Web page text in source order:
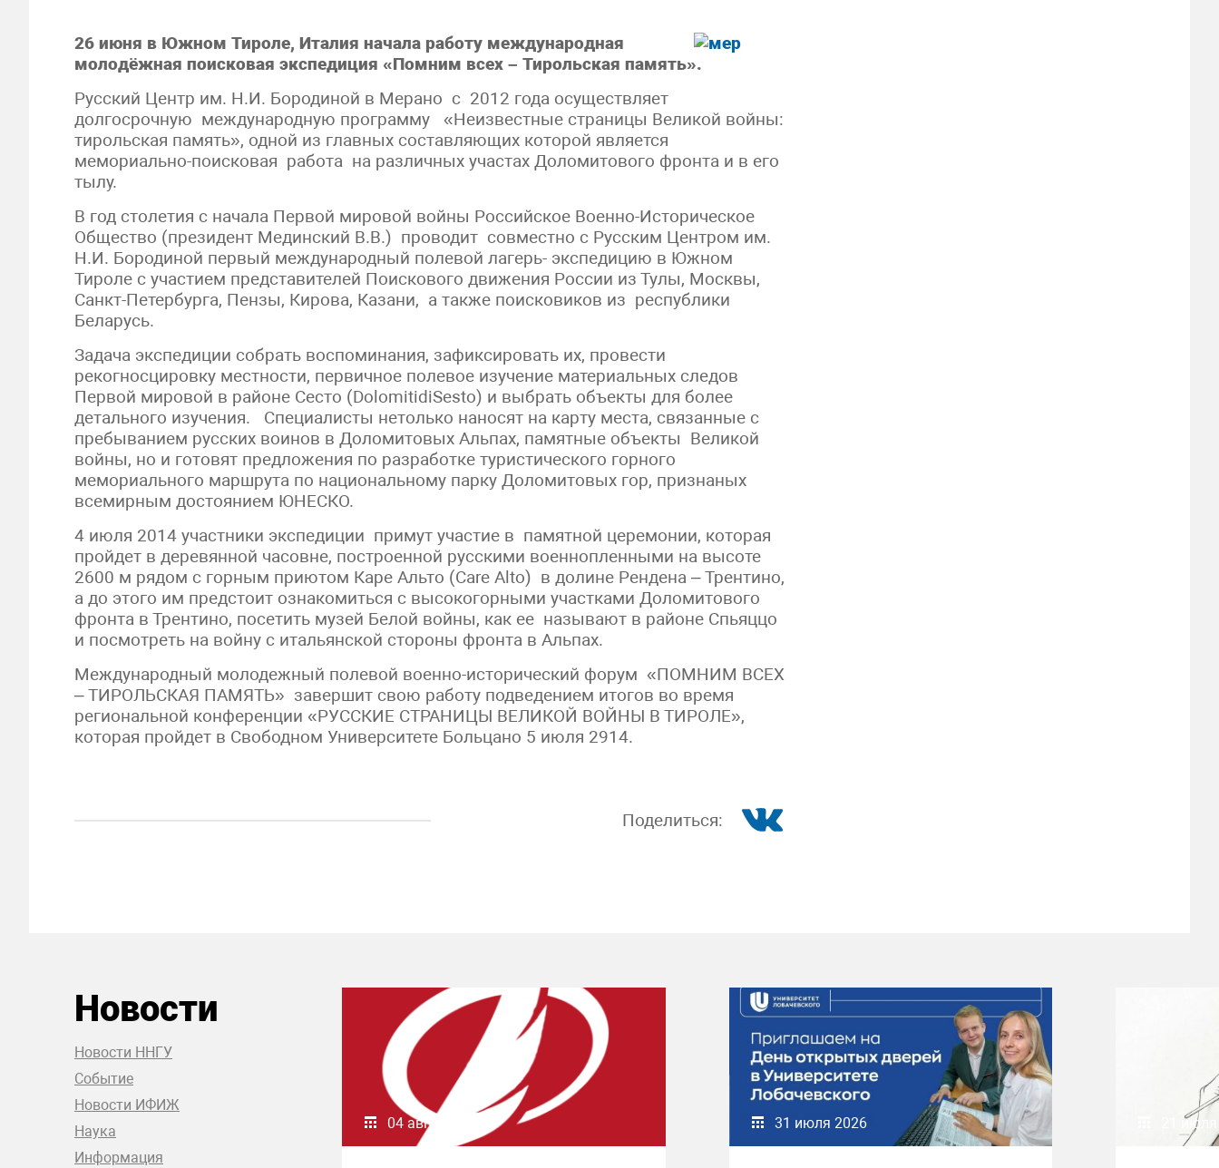
26 июня в Южном Тироле, Италия начала работу международная
молодёжная поисковая экспедиция «Помним всех – Тирольская память».
Русский Центр им. Н.И. Бородиной в Мерано с 2012 года осуществляет
долгосрочную международную программу «Неизвестные страницы Великой войны:
тирольская память», одной из главных составляющих которой является
мемориально-поисковая работа на различных участах Доломитового фронта и в его
тылу.
В год столетия с начала Первой мировой войны Российское Военно-Историческое
Общество (президент Мединский В.В.) проводит совместно с Русским Центром им.
Н.И. Бородиной первый международный полевой лагерь- экспедицию в Южном
Тироле с участием представителей Поискового движения России из Тулы, Москвы,
Санкт-Пeтербурга, Пензы, Кирова, Казани, а также поисковиков из республики
Беларусь.
Задача экспедиции собрать воспоминания, зафиксировать их, провести
рекогносцировку местности, первичное полевое изучение материальных следов
Первой мировой в районе Сесто (DolomitidiSesto) и выбрать объекты для более
детального изучения. Специалисты нетолько наносят на карту места, связанные с
пребыванием русских воинов в Доломитовых Альпах, памятные объекты Великой
войны, но и готовят предложения по разработке туристического горного
мемориального маршрута по национальному парку Доломитовых гор, признаных
всемирным достоянием ЮНЕСКО.
4 июля 2014 участники экспедиции примут участие в памятной церемонии, которая
пройдет в деревянной часовне, построенной русскими военнопленными на высоте
2600 м рядом с горным приютом Каре Альто (Care Alto) в долине Рендена – Трентино,
а до этого им предстоит ознакомиться с высокогорными участками Доломитового
фронта в Трентино, посетить музей Белой войны, как ее называют в районе Спьяццо
и посмотреть на войну с итальянской стороны фронта в Альпах.
Международный молодежный полевой военно-исторический форум «ПОМНИМ ВСЕХ
– ТИРОЛЬСКАЯ ПАМЯТЬ» завершит свою работу подведением итогов во время
региональной конференции «РУССКИЕ СТРАНИЦЫ ВЕЛИКОЙ ВОЙНЫ В ТИРОЛЕ»,
которая пройдет в Свободном Университете Больцано 5 июля 2914.
Поделиться:
Новости
Новости ННГУ
Событие
Новости ИФИЖ
Наука
Информация
04 августа 2026 31 июля 2026 21